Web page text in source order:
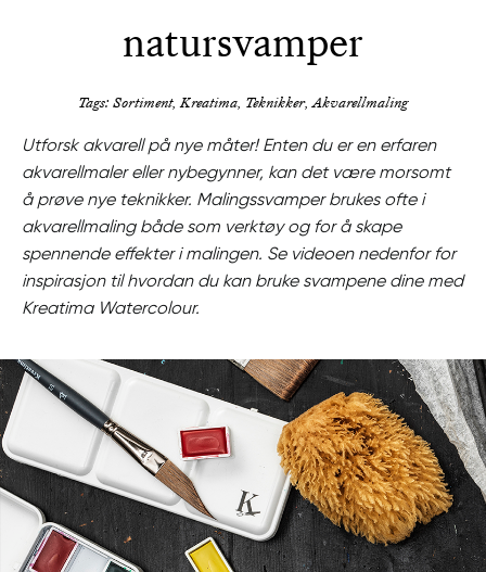
natursvamper
Tags: Sortiment, Kreatima, Teknikker, Akvarellmaling
Utforsk akvarell på nye måter! Enten du er en erfaren
akvarellmaler eller nybegynner, kan det være morsomt
å prøve nye teknikker. Malingssvamper brukes ofte i
akvarellmaling både som verktøy og for å skape
spennende effekter i malingen. Se videoen nedenfor for
inspirasjon til hvordan du kan bruke svampene dine med
Kreatima Watercolour.